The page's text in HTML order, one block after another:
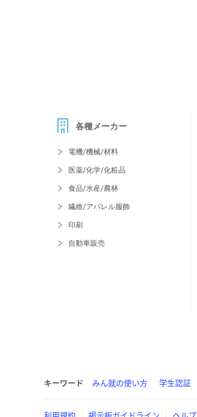
各種メーカー
電機/機械/材料
医薬/化学/化粧品
食品/水産/農林
繊維/アパレル服飾
印刷
自動車販売
キーワード みん就の使い方 学生認証